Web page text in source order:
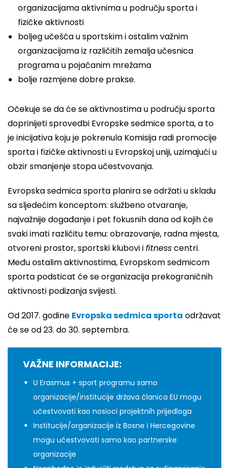
organizacijama aktivnima u području sporta i
fizičke aktivnosti
boljeg učešća u sportskim i ostalim važnim
organizacijama iz različitih zemalja učesnica
programa u pojačanim mrežama
bolje razmjene dobre prakse.
Očekuje se da će se aktivnostima u području sporta
doprinijeti sprovedbi Evropske sedmice sporta, a to
je inicijativa koju je pokrenula Komisija radi promocije
sporta i fizičke aktivnosti u Evropskoj uniji, uzimajući u
obzir smanjenje stopa učestvovanja.
Evropska sedmica sporta planira se održati u skladu
sa sljedećim konceptom: službeno otvaranje,
najvažnije događanje i pet fokusnih dana od kojih će
svaki imati različitu temu: obrazovanje, radna mjesta,
otvoreni prostor, sportski klubovi ifitnesscentri.
Među ostalim aktivnostima, Evropskom sedmicom
sporta podsticat će se organizacija prekograničnih
aktivnosti podizanja svijesti.
Od 2017. godine Evropska sedmica sporta održavat
će se od 23. do 30. septembra.
VAŽNE INFORMACIJE:
U Erasmus + sport programu samo
organizacije/institucije država članica EU mogu
učestvovati kao nosioci projektnih prijedloga
Institucije/organizacije iz Bosne i Hercegovine
mogu učestvovati samo kao partnerske
organizacije